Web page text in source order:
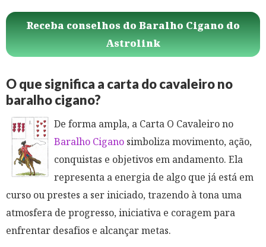
Receba conselhos do Baralho Cigano do
Astrolink
O que significa a carta do cavaleiro no
baralho cigano?
De forma ampla, a Carta O Cavaleiro no
Baralho Cigano simboliza movimento, ação,
conquistas e objetivos em andamento. Ela
representa a energia de algo que já está em
curso ou prestes a ser iniciado, trazendo à tona uma
atmosfera de progresso, iniciativa e coragem para
enfrentar desafios e alcançar metas.